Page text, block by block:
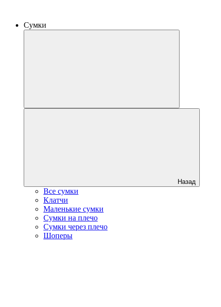
Сумки
Назад
Все сумки
Клатчи
Маленькие сумки
Сумки на плечо
Сумки через плечо
Шоперы